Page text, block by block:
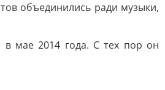
объединились ради музыки,
мае 2014 года. С тех пор он